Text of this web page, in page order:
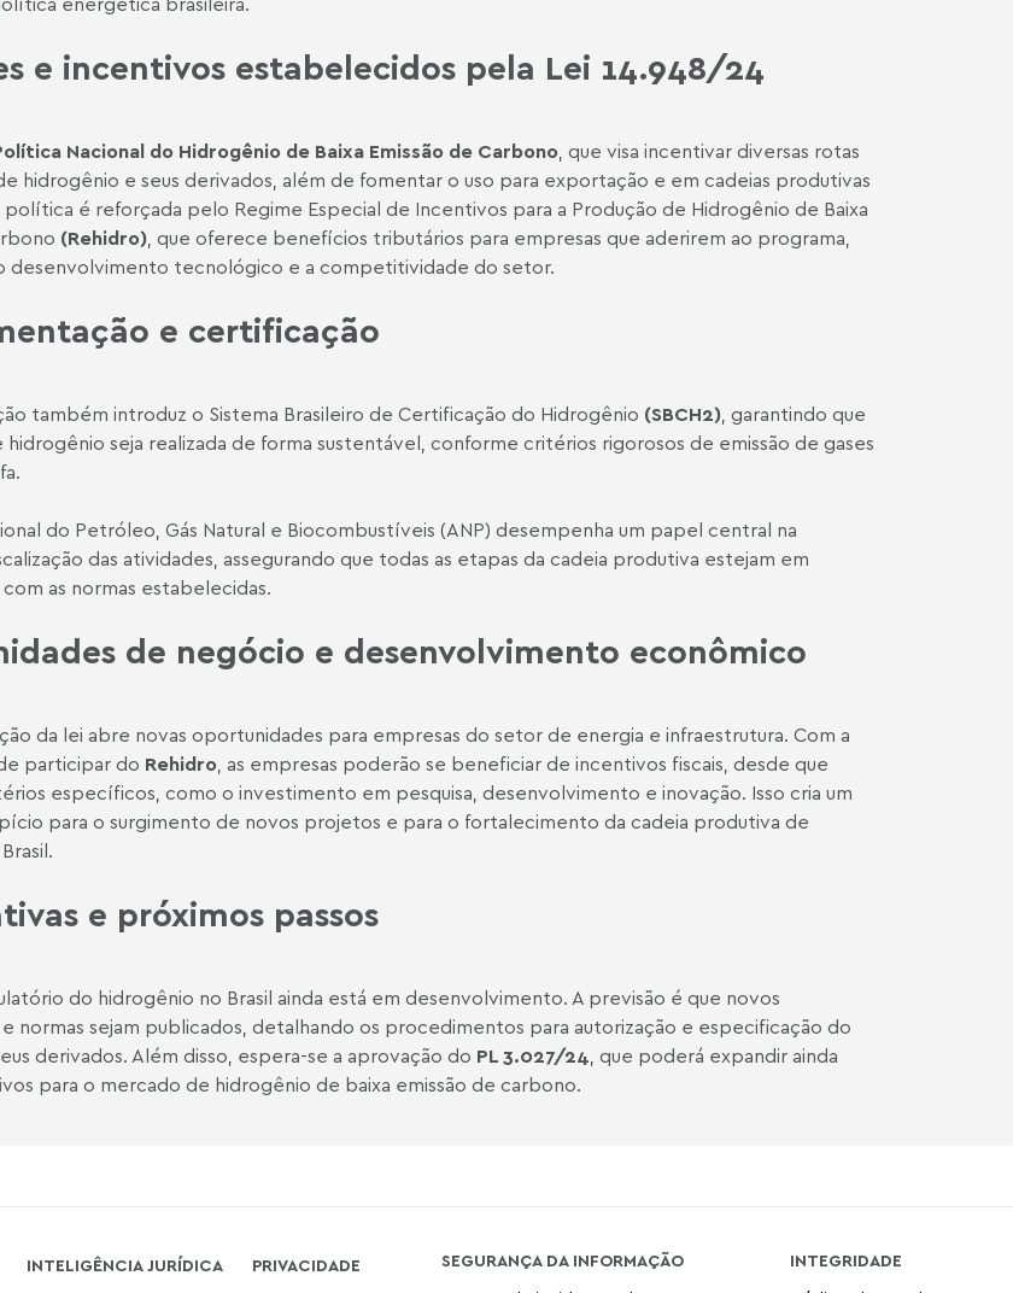
e incentivos estabelecidos pela Lei 14.948/24
Nacional do Hidrogênio de Baixa Emissão de Carbono, que visa incentivar diversas rotas
hidrogênio e seus derivados, além de fomentar o uso para exportação e em cadeias produtivas
política é reforçada pelo Regime Especial de Incentivos para a Produção de Hidrogênio de Baixa
(Rehidro), que oferece benefícios tributários para empresas que aderirem ao programa,
desenvolvimento tecnológico e a competitividade do setor.
e certificação
também introduz o Sistema Brasileiro de Certificação do Hidrogênio (SBCH2), garantindo que
hidrogênio seja realizada de forma sustentável, conforme critérios rigorosos de emissão de gases
do Petróleo, Gás Natural e Biocombustíveis (ANP) desempenha um papel central na
das atividades, assegurando que todas as etapas da cadeia produtiva estejam em
as normas estabelecidas.
de negócio e desenvolvimento econômico
da lei abre novas oportunidades para empresas do setor de energia e infraestrutura. Com a
participar do Rehidro, as empresas poderão se beneficiar de incentivos fiscais, desde que
específicos, como o investimento em pesquisa, desenvolvimento e inovação. Isso cria um
para o surgimento de novos projetos e para o fortalecimento da cadeia produtiva de
e próximos passos
do hidrogênio no Brasil ainda está em desenvolvimento. A previsão é que novos
normas sejam publicados, detalhando os procedimentos para autorização e especificação do
derivados. Além disso, espera-se a aprovação do PL 3.027/24, que poderá expandir ainda
para o mercado de hidrogênio de baixa emissão de carbono.
INTELIGÊNCIA JURÍDICA PRIVACIDADE
SEGURANÇA DA INFORMAÇÃO
INTEGRIDADE